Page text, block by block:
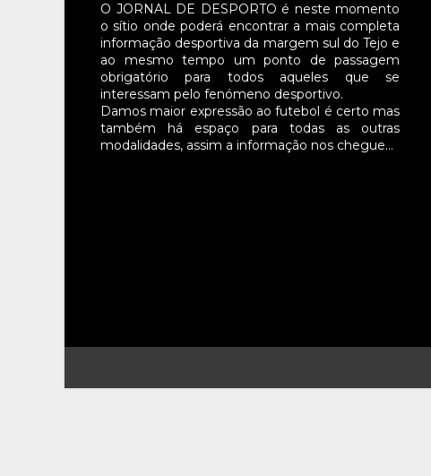
O JORNAL DE DESPORTO é neste momento
o sítio onde poderá encontrar a mais completa
informação desportiva da margem sul do Tejo e
ao mesmo tempo um ponto de passagem
obrigatório para todos aqueles que se
interessam pelo fenómeno desportivo.
Damos maior expressão ao futebol é certo mas
também há espaço para todas as outras
modalidades, assim a informação nos chegue…